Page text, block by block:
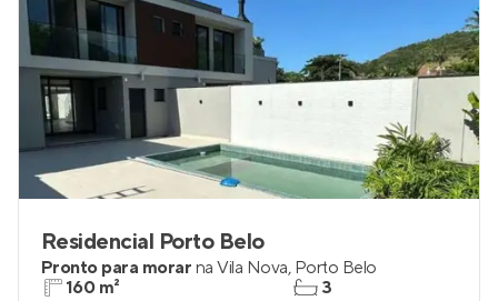
Residencial Porto Belo
Pronto para morar na Vila Nova, Porto Belo
160 m²
3